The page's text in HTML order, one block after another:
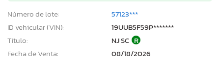
Número de lote:
57123***
ID vehicular (VIN):
19UUB5F59P*******
Título:
NJ SC R
Fecha de Venta:
08/18/2026